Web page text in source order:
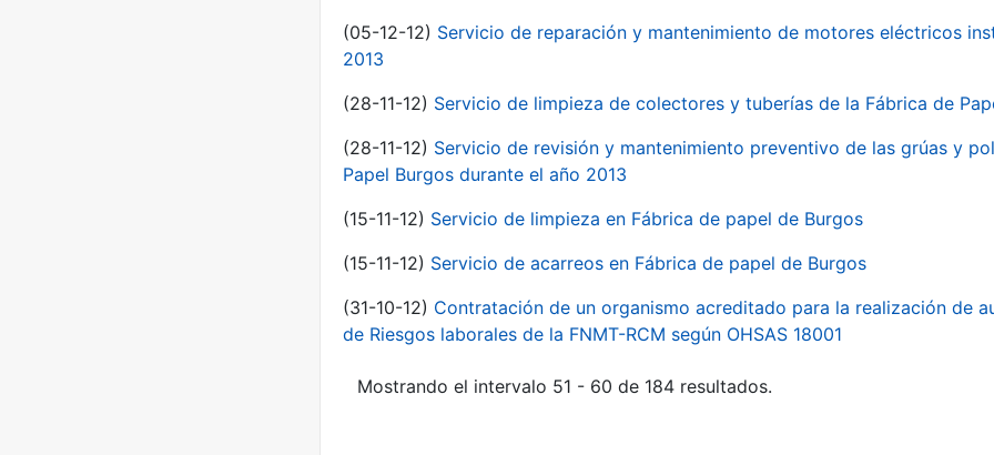
(05-12-12) Servicio de reparación y mantenimiento de motores eléctricos
2013
(28-11-12) Servicio de limpieza de colectores y tuberías de la Fábrica de
(28-11-12) Servicio de revisión y mantenimiento preventivo de las grúas y
Papel Burgos durante el año 2013
(15-11-12) Servicio de limpieza en Fábrica de papel de Burgos
(15-11-12) Servicio de acarreos en Fábrica de papel de Burgos
(31-10-12) Contratación de un organismo acreditado para la realización de
de Riesgos laborales de la FNMT-RCM según OHSAS 18001
Mostrando el intervalo 51 - 60 de 184 resultados.